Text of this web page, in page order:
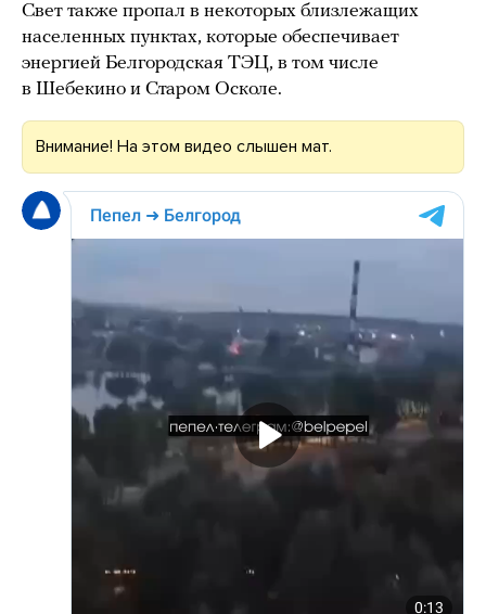
Свет также пропал в некоторых близлежащих
населенных пунктах, которые обеспечивает
энергией Белгородская ТЭЦ, в том числе
в Шебекино и Старом Осколе.
Внимание! На этом видео слышен мат.